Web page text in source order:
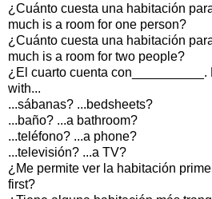
¿Cuánto cuesta una habitación
much is a room for one person?
¿Cuánto cuesta una habitación
much is a room for two people?
¿El cuarto cuenta con__________.
with...
...sábanas? ...bedsheets?
...baño? ...a bathroom?
...teléfono? ...a phone?
...televisión? ...a TV?
¿Me permite ver la habitación
first?